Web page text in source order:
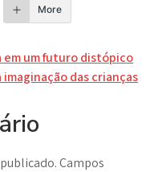
More
em um futuro distópico
das crianças
Campos